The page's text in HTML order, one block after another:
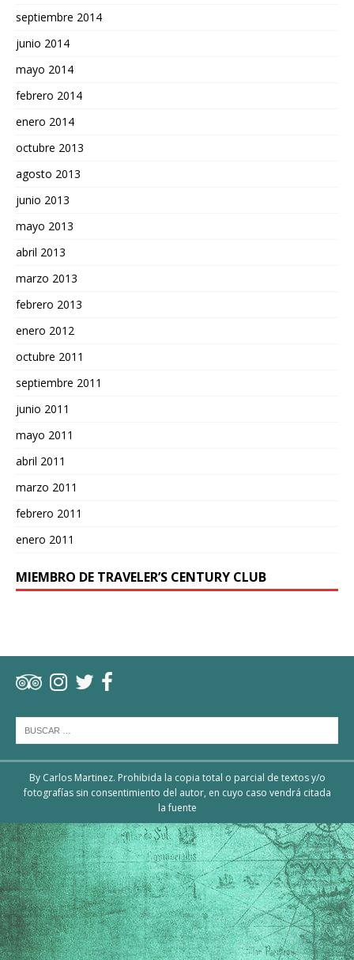
septiembre 2014
junio 2014
mayo 2014
febrero 2014
enero 2014
octubre 2013
agosto 2013
junio 2013
mayo 2013
abril 2013
marzo 2013
febrero 2013
enero 2012
octubre 2011
septiembre 2011
junio 2011
mayo 2011
abril 2011
marzo 2011
febrero 2011
enero 2011
MIEMBRO DE TRAVELER’S CENTURY CLUB
By Carlos Martinez. Prohibida la copia total o parcial de textos y/o
fotografías sin consentimiento del autor, en cuyo caso vendrá citada
la fuente